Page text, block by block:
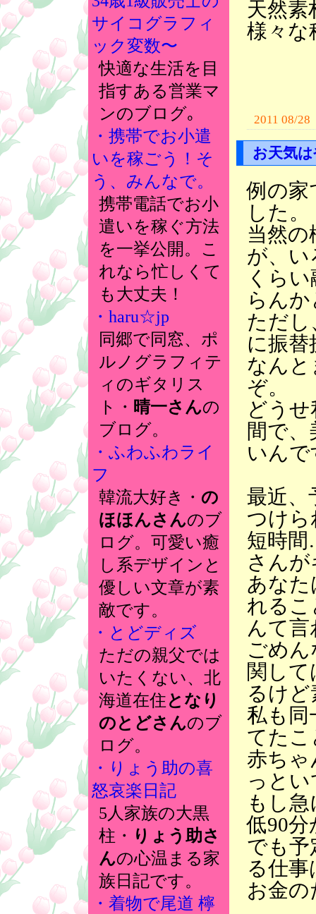
サイコグラフィ
ック変数〜
快適な生活を目
指すある営業マ
ンのブログ｡
・携帯でお小遣
いを稼ごう！そ
う、みんなで。
携帯電話でお小
遣いを稼ぐ方法
を一挙公開。こ
れなら忙しくて
も大丈夫！
・haru☆jp
同郷で同窓、ポ
ルノグラフィテ
ィのギタリス
ト・ 晴一さんの
ブログ。
・ふわふわライ
フ
韓流大好き・ の
ほほんさんのブ
ログ。可愛い癒
し系デザインと
優しい文章が素
敵です。
・とどディズ
ただの親父では
いたくない、北
海道在住となり
のとどさんのブ
ログ。
・りょう助の喜
怒哀楽日記
5人家族の大黒
柱・ りょう助さ
んの心温まる家
族日記です。
・着物で尾道 檸
天然素
様々な
2011 08/28
お天気
例の家
した。
当然
が、い
くら
らん
ただし
に振替
なん
ぞ。
どう
間で
いん
最近、
つけら
短時
さん
あなた
れる
んて
ごめ
関し
るけ
私も同
てたこ
赤ちゃ
っと
もし
低90
でも予
る仕
お金の